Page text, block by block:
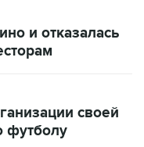
и отказалась
своей
футболу